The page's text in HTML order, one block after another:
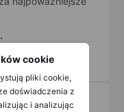
cookie
pliki cookie,
doświadczenia z
i analizując